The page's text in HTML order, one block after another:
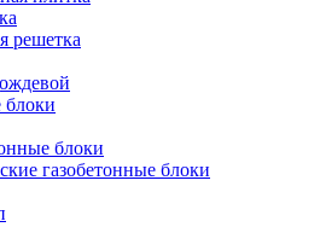
решетка
блоки
блоки
газобетонные блоки